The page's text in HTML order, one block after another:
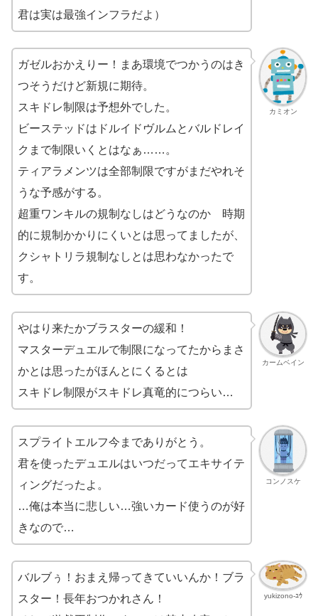
君は実は最強インフラだよ）
カミオン
ガゼルおかえりー！まあ環境でつかうのはき
つそうだけど新規に期待。
スキドレ制限は予想外でした。
ビーステッドはドルイドヴルムとバルドレイ
クまで制限いくとはなぁ……。
ティアラメンツは全部制限ですがまだやれそ
うな予感がする。
超重ワンキルの規制なしはどうなのか 時期
的に規制かかりにくいとは思ってましたが、
クシャトリラ規制なしとは思わなかったで
す。
カームベイン
やはり来たかブラスターの緩和！
マスターデュエルで制限になってたからまさ
かとは思ったがほんとにくるとは
スキドレ制限がスキドレ真竜的につらい…
コンノスケ
スプライトエルフ今までありがとう。
君を使ったデュエルはいつだってエキサイテ
ィングだったよ。
…俺は本当に悲しい…強いカード使うのが好
きなので…
yukizono-ﾕｳ
バルブぅ！おまえ帰ってきていいんか！ブラ
スター！長年おつかれさん！